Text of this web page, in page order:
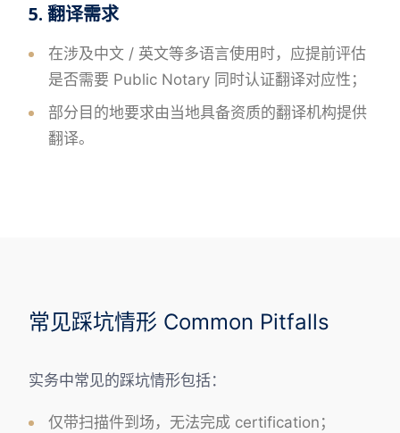
5. 翻译需求
在涉及中文 / 英文等多语言使用时，应提前评估
是否需要 Public Notary 同时认证翻译对应性；
部分目的地要求由当地具备资质的翻译机构提供
翻译。
常见踩坑情形 Common Pitfalls
实务中常见的踩坑情形包括：
仅带扫描件到场，无法完成 certification；